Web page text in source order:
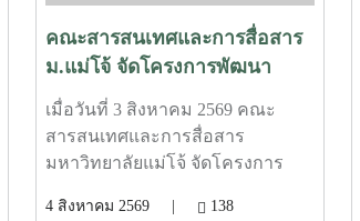
คณะสารสนเทศและการสื่อสาร
ม.แม่โจ้ จัดโครงการพัฒนา
ศักยภาพบุคลากร ในหัวข้อ
SIPOC Model เพื่อการพัฒนา
งานสู่ EdPEx
เมื่อวันที่ 3 สิงหาคม 2569 คณะ
สารสนเทศและการสื่อสาร
มหาวิทยาลัยแม่โจ้ จัดโครงการ
SIPOC Model เพื่อการพัฒนางานสู่
4 สิงหาคม 2569 | 138